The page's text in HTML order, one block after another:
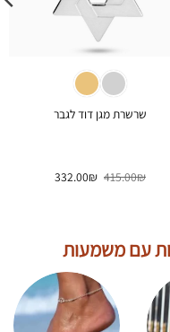
שרשרת מגן דוד לגבר
415.00₪ המחיר
המקורי
332.00₪ המחיר
עם משמעות